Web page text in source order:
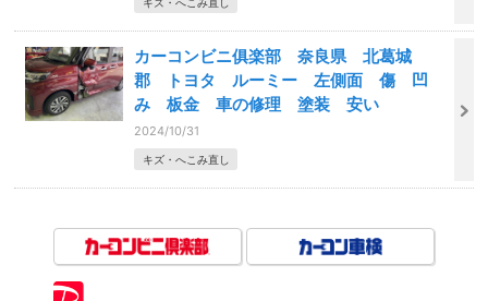
カーコンビニ俱楽部 奈良県 北葛城
郡 トヨタ ルーミー 左側面 傷 凹
み 板金 車の修理 塗装 安い
2024/10/31
キズ・へこみ直し